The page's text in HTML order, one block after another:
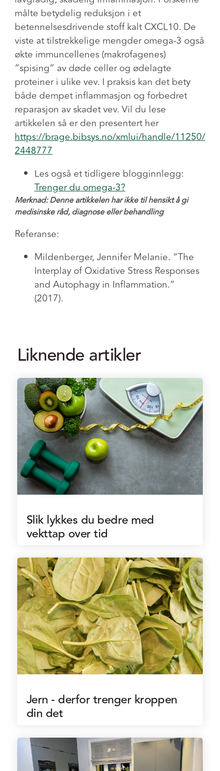
målte betydelig reduksjon i et
betennelsesdrivende stoff kalt CXCL10. De
viste at tilstrekkelige mengder omega-3 også
økte immuncellenes (makrofagenes)
”spising” av døde celler og ødelagte
proteiner i ulike vev. I praksis kan det bety
både dempet inflammasjon og forbedret
reparasjon av skadet vev. Vil du lese
artikkelen så er den presentert her
https://brage.bibsys.no/xmlui/handle/11250/
2448777
Les også et tidligere blogginnlegg:
Trenger du omega-3?
Merknad: Denne artikkelen har ikke til hensikt å gi
medisinske råd, diagnose eller behandling
Referanse:
Mildenberger, Jennifer Melanie. “The
Interplay of Oxidative Stress Responses
and Autophagy in Inflammation.”
(2017).
Liknende artikler
Slik lykkes du bedre med
vekttap over tid
Jern - derfor trenger kroppen
din det